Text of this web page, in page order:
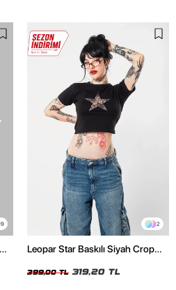
9 2
Leopar Star Baskılı Siyah Crop
399,00 TL 319,20 TL